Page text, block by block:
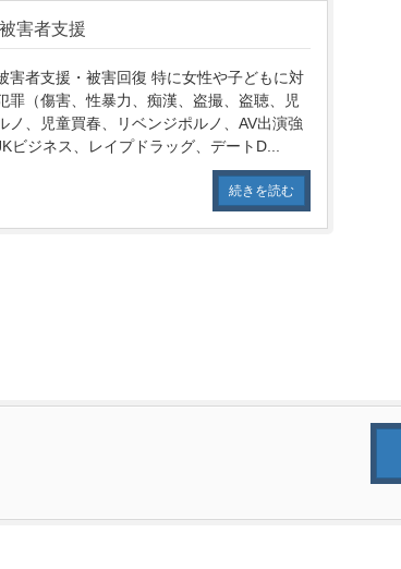
害者支援
害者支援・被害回復 特に女性や子どもに対
罪（傷害、性暴力、痴漢、盗撮、盗聴、児
ノ、児童買春、リベンジポルノ、AV出演強
ビジネス、レイプドラッグ、デートD...
続きを読む